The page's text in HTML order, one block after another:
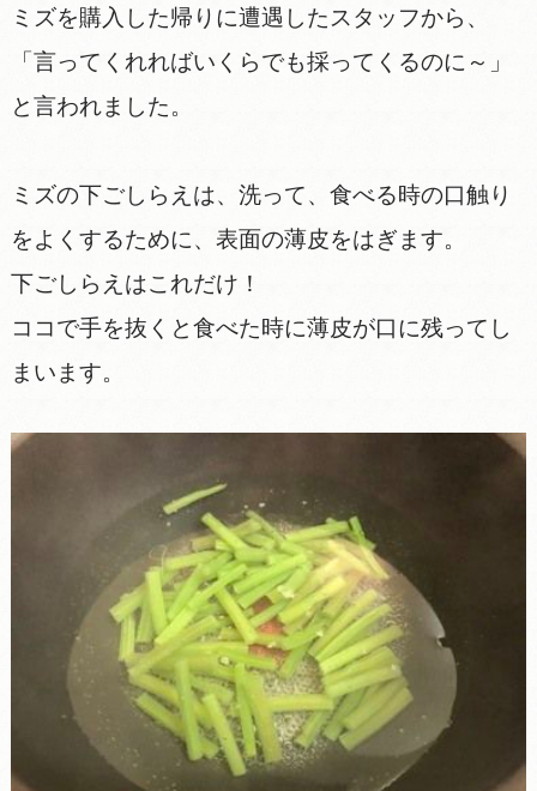
ミズを購入した帰りに遭遇したスタッフから、
「言ってくれればいくらでも採ってくるのに～」
と言われました。
ミズの下ごしらえは、洗って、食べる時の口触り
をよくするために、表面の薄皮をはぎます。
下ごしらえはこれだけ！
ココで手を抜くと食べた時に薄皮が口に残ってし
まいます。